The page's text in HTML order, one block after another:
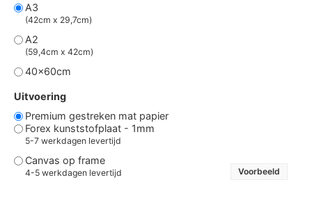
A3
(42cm x 29,7cm)
A2
(59,4cm x 42cm)
40x60cm
Uitvoering
Premium gestreken mat papier
Forex kunststofplaat - 1mm
5-7 werkdagen levertijd
Canvas op frame
4-5 werkdagen levertijd Voorbeeld